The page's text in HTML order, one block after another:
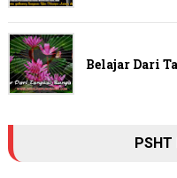
Belajar Dari
PSHT